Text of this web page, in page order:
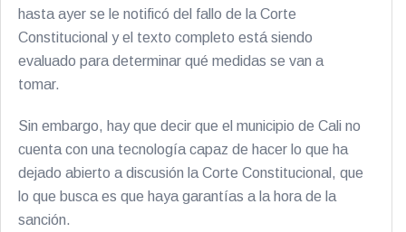
hasta ayer se le notificó del fallo de la Corte
Constitucional y el texto completo está siendo
evaluado para determinar qué medidas se van a
tomar.
Sin embargo, hay que decir que el municipio de Cali no
cuenta con una tecnología capaz de hacer lo que ha
dejado abierto a discusión la Corte Constitucional, que
lo que busca es que haya garantías a la hora de la
sanción.